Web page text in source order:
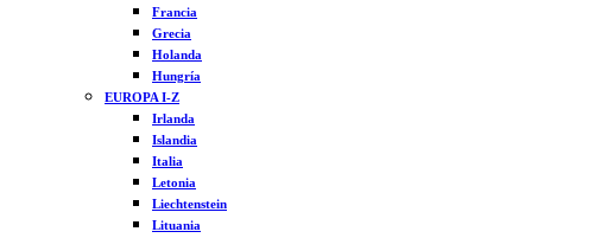
Francia
Grecia
Holanda
Hungría
EUROPA I-Z
Irlanda
Islandia
Italia
Letonia
Liechtenstein
Lituania